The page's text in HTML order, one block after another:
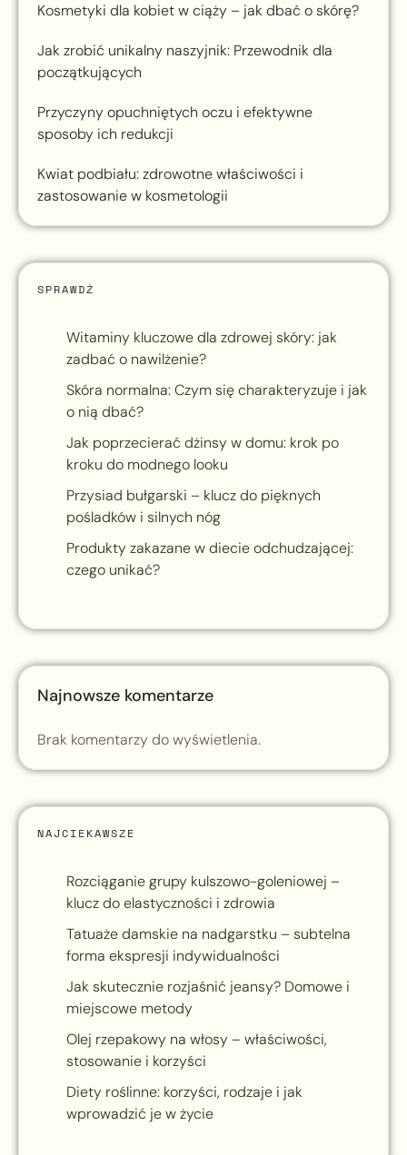
Kosmetyki dla kobiet w ciąży – jak dbać o skórę?
Jak zrobić unikalny naszyjnik: Przewodnik dla
początkujących
Przyczyny opuchniętych oczu i efektywne
sposoby ich redukcji
Kwiat podbiału: zdrowotne właściwości i
zastosowanie w kosmetologii
SPRAWDŹ
Witaminy kluczowe dla zdrowej skóry: jak
zadbać o nawilżenie?
Skóra normalna: Czym się charakteryzuje i jak
o nią dbać?
Jak poprzecierać dżinsy w domu: krok po
kroku do modnego looku
Przysiad bułgarski – klucz do pięknych
pośladków i silnych nóg
Produkty zakazane w diecie odchudzającej:
czego unikać?
Najnowsze komentarze
Brak komentarzy do wyświetlenia.
NAJCIEKAWSZE
Rozciąganie grupy kulszowo-goleniowej –
klucz do elastyczności i zdrowia
Tatuaże damskie na nadgarstku – subtelna
forma ekspresji indywidualności
Jak skutecznie rozjaśnić jeansy? Domowe i
miejscowe metody
Olej rzepakowy na włosy – właściwości,
stosowanie i korzyści
Diety roślinne: korzyści, rodzaje i jak
wprowadzić je w życie